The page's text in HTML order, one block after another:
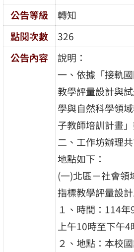
公告等級
轉知
點閱次數
326
公告內容
說明：
一、依據「接軌
教學評量設計與
學與自然科學領
子教師培訓計畫」
二、工作坊辦理
地點如下：
(一)北區－社會領
指標教學評量設計
１、時間：114年
上午10時至下午4
２、地點：本校